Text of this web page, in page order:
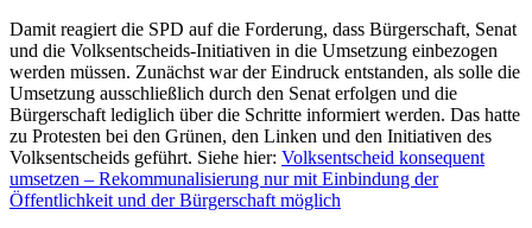
Damit reagiert die SPD auf die Forderung, dass Bürgerschaft, Senat
und die Volksentscheids-Initiativen in die Umsetzung einbezogen
werden müssen. Zunächst war der Eindruck entstanden, als solle die
Umsetzung ausschließlich durch den Senat erfolgen und die
Bürgerschaft lediglich über die Schritte informiert werden. Das hatte
zu Protesten bei den Grünen, den Linken und den Initiativen des
Volksentscheids geführt. Siehe hier: Volksentscheid konsequent
umsetzen – Rekommunalisierung nur mit Einbindung der
Öffentlichkeit und der Bürgerschaft möglich